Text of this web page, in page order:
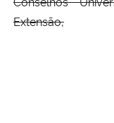
Extensão,